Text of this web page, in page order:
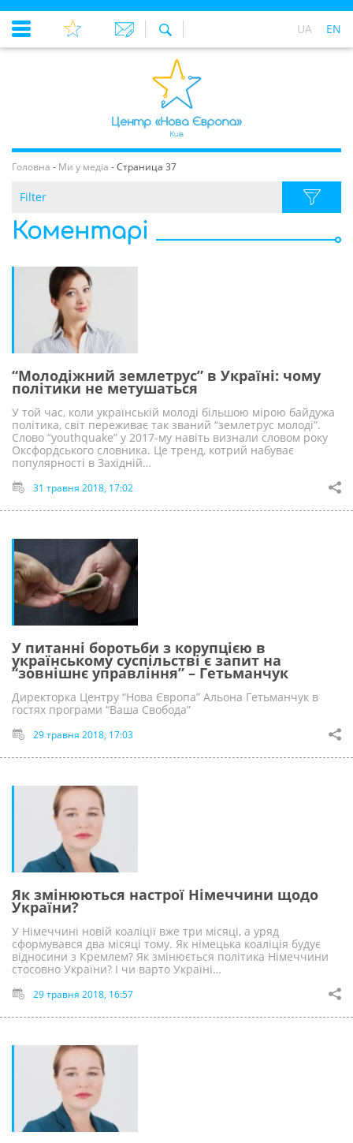
UA EN
Головна - Ми у медіа -Страница 37
Filter
Коментарі
“Молодіжний землетрус” в Україні: чому
політики не метушаться
У той час, коли українській молоді більшою мірою байдужа
політика, світ переживає так званий “землетрус молоді”.
Слово “youthquake” у 2017-му навіть визнали словом року
Оксфордського словника. Це тренд, котрий набуває
популярності в Західній…
31 травня 2018, 17:02
У питанні боротьби з корупцією в
українському суспільстві є запит на
“зовнішнє управління” – Гетьманчук
Директорка Центру “Нова Європа” Альона Гетьманчук в
гостях програми “Ваша Свобода”
29 травня 2018, 17:03
Як змінюються настрої Німеччини щодо
України?
У Німеччині новій коаліції вже три місяці, а уряд
сформувався два місяці тому. Як німецька коаліція будує
відносини з Кремлем? Як змінюється політика Німеччини
стосовно України? І чи варто Україні…
29 травня 2018, 16:57